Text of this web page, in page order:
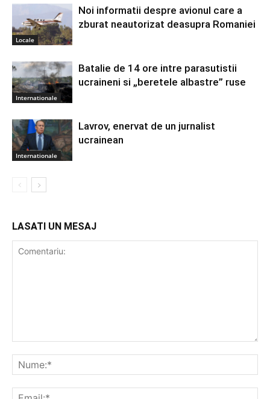
Locale
Noi informatii despre avionul care a
zburat neautorizat deasupra Romaniei
Internationale
Batalie de 14 ore intre parasutistii
ucraineni si „beretele albastre” ruse
Internationale
Lavrov, enervat de un jurnalist
ucrainean
LASATI UN MESAJ